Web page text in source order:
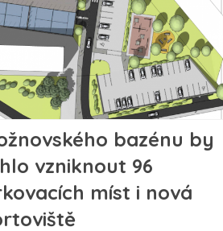
bazénu by
vzniknout 96
míst i nová